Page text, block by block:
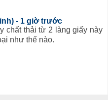
- 1 giờ trước
chất thải từ 2 làng giấy này
như thế nào.